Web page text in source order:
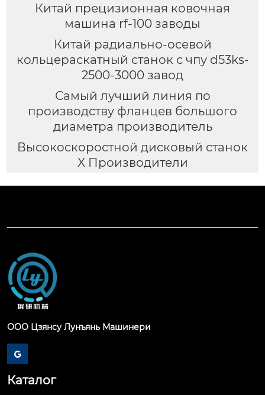
Китай прецизионная ковочная
машина rf-100 заводы
Китай радиально-осевой
кольцераскатный станок с чпу d53ks-
2500-3000 завод
Самый лучший линия по
производству фланцев большого
диаметра производитель
Высокоскоростной дисковый станок
X Производители
ООО Цзянсу Лунъянь Машинери

Каталог